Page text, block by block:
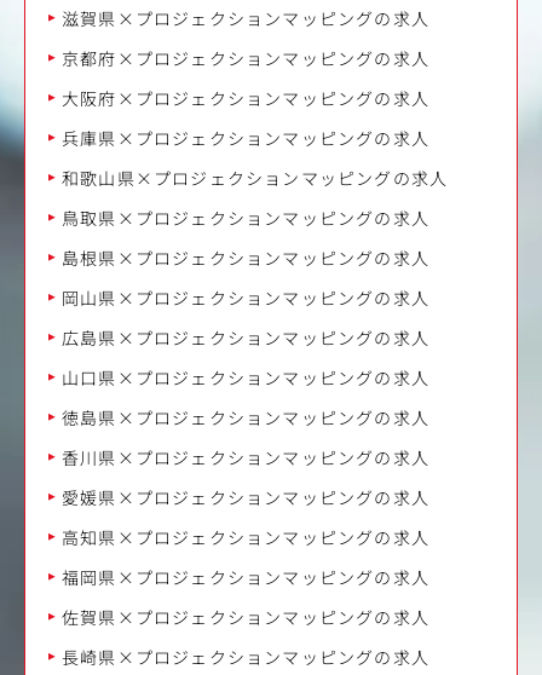
滋賀県×プロジェクションマッピングの求人
京都府×プロジェクションマッピングの求人
大阪府×プロジェクションマッピングの求人
兵庫県×プロジェクションマッピングの求人
和歌山県×プロジェクションマッピングの求人
鳥取県×プロジェクションマッピングの求人
島根県×プロジェクションマッピングの求人
岡山県×プロジェクションマッピングの求人
広島県×プロジェクションマッピングの求人
山口県×プロジェクションマッピングの求人
徳島県×プロジェクションマッピングの求人
香川県×プロジェクションマッピングの求人
愛媛県×プロジェクションマッピングの求人
高知県×プロジェクションマッピングの求人
福岡県×プロジェクションマッピングの求人
佐賀県×プロジェクションマッピングの求人
長崎県×プロジェクションマッピングの求人